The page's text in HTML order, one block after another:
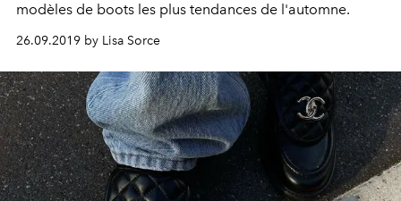
modèles de boots les plus tendances de l'automne.
26.09.2019 by Lisa Sorce